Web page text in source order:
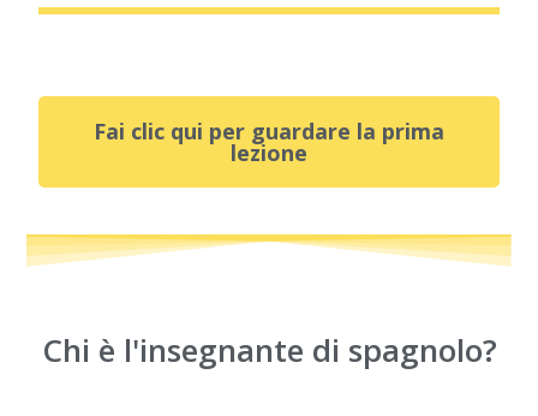
Fai clic qui per guardare la prima
lezione
Chi è l'insegnante di spagnolo?